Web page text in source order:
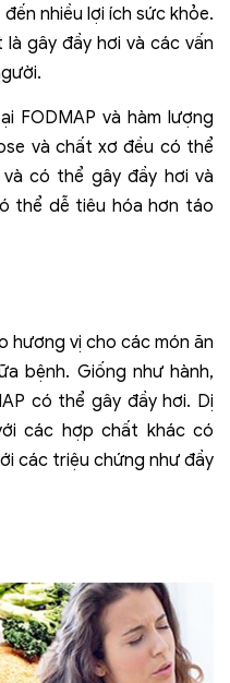
nhiều lợi ích sức khỏe.
gây đầy hơi và các vấn
FODMAP và hàm lượng
và chất xơ đều có thể
có thể gây đầy hơi và
thể dễ tiêu hóa hơn táo
hương vị cho các món ăn
bệnh. Giống như hành,
có thể gây đầy hơi. Dị
các hợp chất khác có
các triệu chứng như đầy